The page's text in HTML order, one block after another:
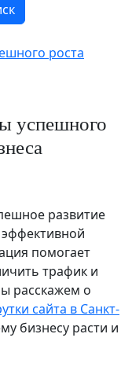
роста
успешного
развитие
помогает
трафик и
расскажем о
сайта в Санкт-
бизнесу расти и